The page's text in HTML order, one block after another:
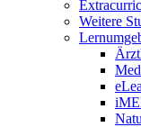
Weitere